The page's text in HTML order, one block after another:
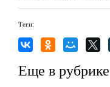
Теги:
Еще в